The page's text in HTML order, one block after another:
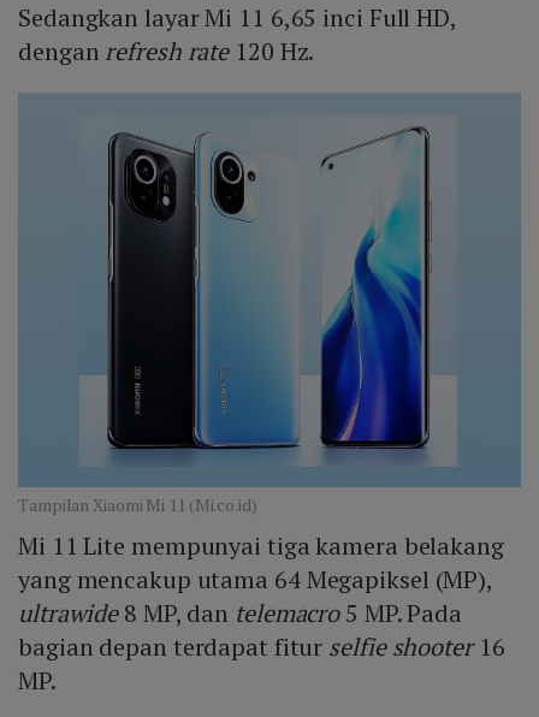
Sedangkan layar Mi 11 6,65 inci Full HD,
dengan refresh rate120 Hz.
Tampilan Xiaomi Mi 11 (Mi.co.id)
Mi 11 Lite mempunyai tiga kamera belakang
yang mencakup utama 64 Megapiksel (MP),
ultrawide8 MP, dan telemacro5 MP. Pada
bagian depan terdapat fitur selfie shooter16
MP.